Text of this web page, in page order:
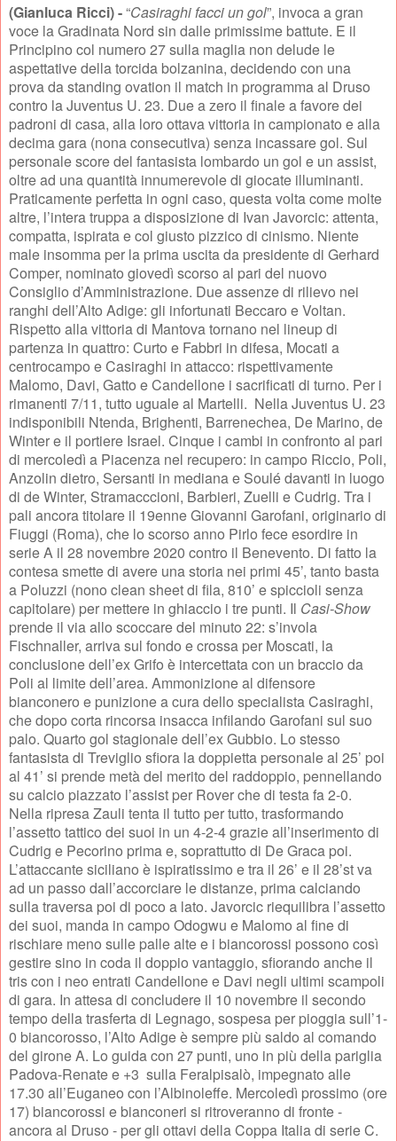
(Gianluca Ricci) -“Casiraghi facci un gol”, invoca a gran
voce la Gradinata Nord sin dalle primissime battute. E il
Principino col numero 27 sulla maglia non delude le
aspettative della torcida bolzanina, decidendo con una
prova da standing ovation il match in programma al Druso
contro la Juventus U. 23. Due a zero il finale a favore dei
padroni di casa, alla loro ottava vittoria in campionato e alla
decima gara (nona consecutiva) senza incassare gol. Sul
personale score del fantasista lombardo un gol e un assist,
oltre ad una quantità innumerevole di giocate illuminanti.
Praticamente perfetta in ogni caso, questa volta come molte
altre, l’intera truppa a disposizione di Ivan Javorcic: attenta,
compatta, ispirata e col giusto pizzico di cinismo. Niente
male insomma per la prima uscita da presidente di Gerhard
Comper, nominato giovedì scorso al pari del nuovo
Consiglio d’Amministrazione. Due assenze di rilievo nei
ranghi dell’Alto Adige: gli infortunati Beccaro e Voltan.
Rispetto alla vittoria di Mantova tornano nel lineup di
partenza in quattro: Curto e Fabbri in difesa, Mocati a
centrocampo e Casiraghi in attacco: rispettivamente
Malomo, Davi, Gatto e Candellone i sacrificati di turno. Per i
rimanenti 7/11, tutto uguale al Martelli. Nella Juventus U. 23
indisponibili Ntenda, Brighenti, Barrenechea, De Marino, de
Winter e il portiere Israel. Cinque i cambi in confronto al pari
di mercoledì a Piacenza nel recupero: in campo Riccio, Poli,
Anzolin dietro, Sersanti in mediana e Soulé davanti in luogo
di de Winter, Stramacccioni, Barbieri, Zuelli e Cudrig. Tra i
pali ancora titolare il 19enne Giovanni Garofani, originario di
Fiuggi (Roma), che lo scorso anno Pirlo fece esordire in
serie A il 28 novembre 2020 contro il Benevento. Di fatto la
contesa smette di avere una storia nei primi 45’, tanto basta
a Poluzzi (nono clean sheet di fila, 810’ e spiccioli senza
capitolare) per mettere in ghiaccio i tre punti. Il Casi-Show
prende il via allo scoccare del minuto 22: s’invola
Fischnaller, arriva sul fondo e crossa per Moscati, la
conclusione dell’ex Grifo è intercettata con un braccio da
Poli al limite dell’area. Ammonizione al difensore
bianconero e punizione a cura dello specialista Casiraghi,
che dopo corta rincorsa insacca infilando Garofani sul suo
palo. Quarto gol stagionale dell’ex Gubbio. Lo stesso
fantasista di Treviglio sfiora la doppietta personale al 25’ poi
al 41’ si prende metà del merito del raddoppio, pennellando
su calcio piazzato l’assist per Rover che di testa fa 2-0.
Nella ripresa Zauli tenta il tutto per tutto, trasformando
l’assetto tattico dei suoi in un 4-2-4 grazie all’inserimento di
Cudrig e Pecorino prima e, soprattutto di De Graca poi.
L’attaccante siciliano è ispiratissimo e tra il 26’ e il 28’st va
ad un passo dall’accorciare le distanze, prima calciando
sulla traversa poi di poco a lato. Javorcic riequilibra l’assetto
dei suoi, manda in campo Odogwu e Malomo al fine di
rischiare meno sulle palle alte e i biancorossi possono così
gestire sino in coda il doppio vantaggio, sfiorando anche il
tris con i neo entrati Candellone e Davi negli ultimi scampoli
di gara. In attesa di concludere il 10 novembre il secondo
tempo della trasferta di Legnago, sospesa per pioggia sull’1-
0 biancorosso, l’Alto Adige è sempre più saldo al comando
del girone A. Lo guida con 27 punti, uno in più della pariglia
Padova-Renate e +3 sulla Feralpisalò, impegnato alle
17.30 all’Euganeo con l’Albinoleffe. Mercoledì prossimo (ore
17) biancorossi e bianconeri si ritroveranno di fronte -
ancora al Druso - per gli ottavi della Coppa Italia di serie C.